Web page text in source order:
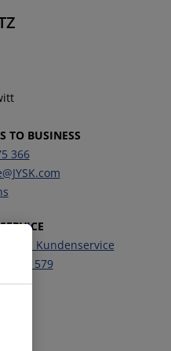
TO BUSINESS
366
Kundenservice
- 975 579